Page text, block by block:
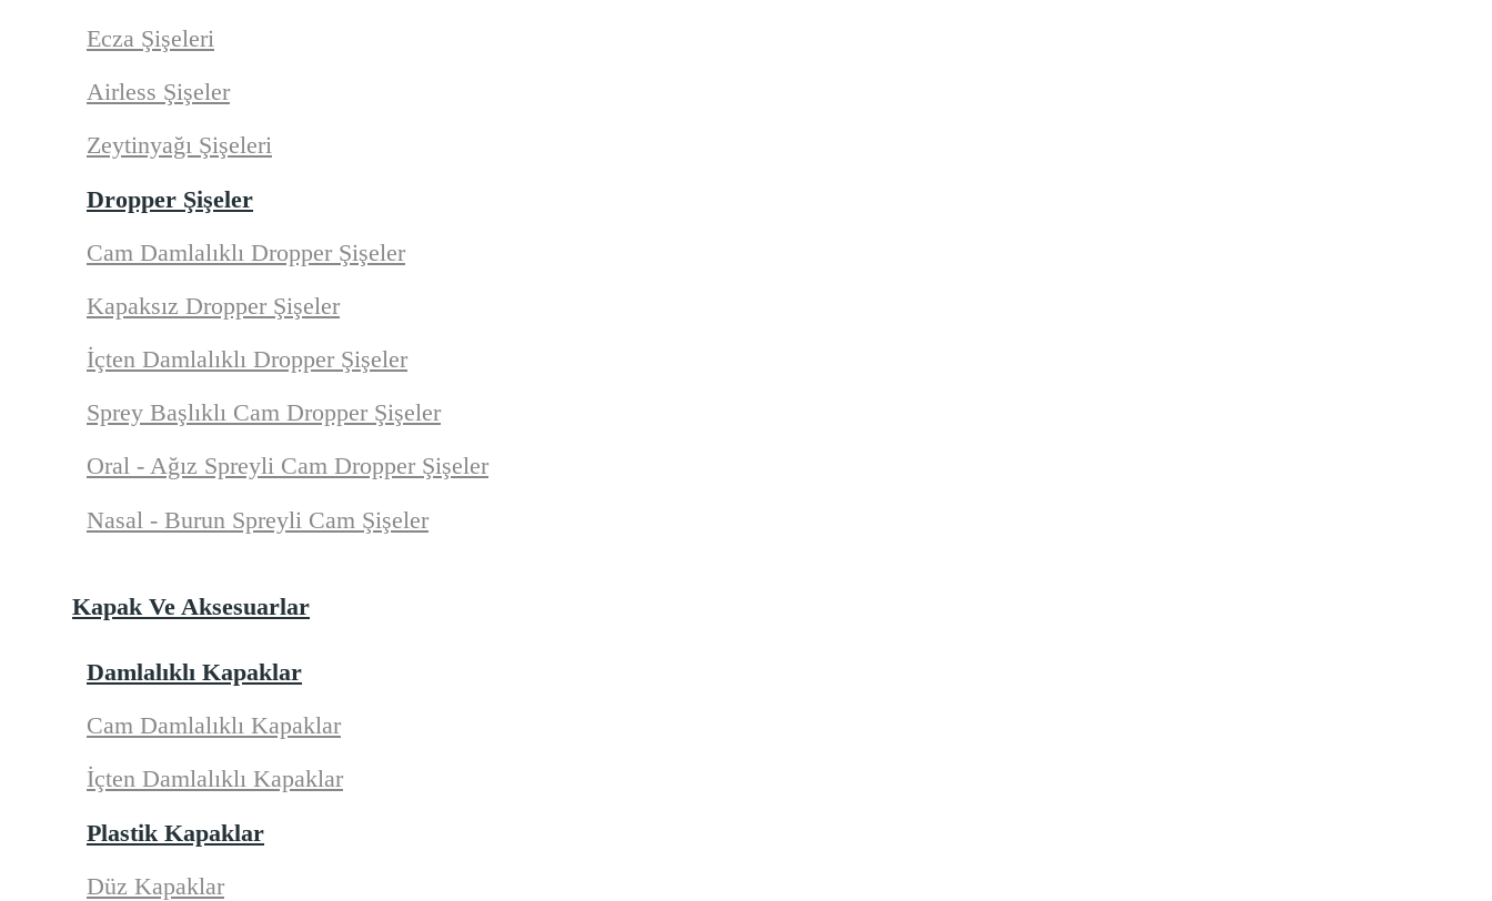
Ecza Şişeleri
Airless Şişeler
Zeytinyağı Şişeleri
Dropper Şişeler
Cam Damlalıklı Dropper Şişeler
Kapaksız Dropper Şişeler
İçten Damlalıklı Dropper Şişeler
Sprey Başlıklı Cam Dropper Şişeler
Oral - Ağız Spreyli Cam Dropper Şişeler
Nasal - Burun Spreyli Cam Şişeler
Kapak Ve Aksesuarlar
Damlalıklı Kapaklar
Cam Damlalıklı Kapaklar
İçten Damlalıklı Kapaklar
Plastik Kapaklar
Düz Kapaklar